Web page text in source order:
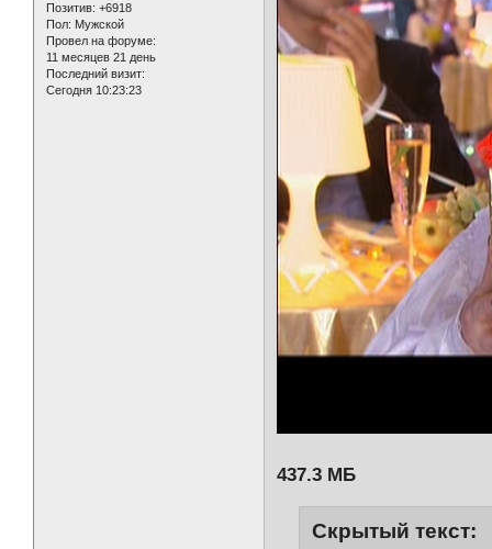
Позитив: +6918
Пол: Мужской
Провел на форуме:
11 месяцев 21 день
Последний визит:
Сегодня 10:23:23
437.3 МБ
Скрытый текст: